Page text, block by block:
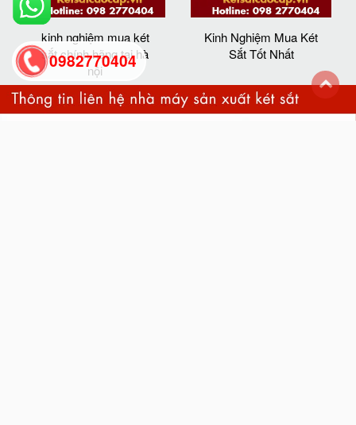
kinh nghiệm mua két
sắt chính hãng tại hà
nội
Kinh Nghiệm Mua Két
Sắt Tốt Nhất
0982770404
back